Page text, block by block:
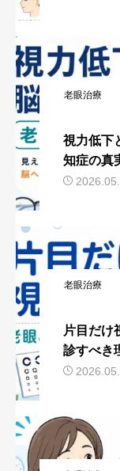
老眼治療
視力低下
知症の真
老眼治療
片目だけ
診すべき